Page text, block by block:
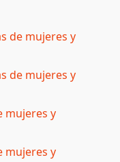
de mujeres y
de mujeres y
mujeres y
mujeres y